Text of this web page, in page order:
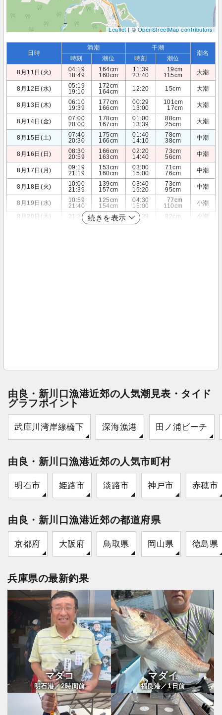
Leaflet| ©OpenStreetMap contributors
日時
満潮 干潮
潮名
時刻 潮位 時刻
潮位
8月11日(火)
04:19
18:49
164cm
160cm
11:39
23:40
19cm
115cm
大潮
8月12日(水)
05:19
19:10
172cm
164cm
12:20 15cm 大潮
8月13日(木)
06:10
19:39
177cm
166cm
00:29
13:00
101cm
17cm
大潮
8月14日(金)
07:00
20:00
178cm
167cm
01:00
13:39
88cm
25cm
大潮
8月15日(土)
07:40
20:30
175cm
166cm
01:40
14:10
78cm
38cm
中潮
8月16日(日)
08:30
20:59
166cm
163cm
02:20
14:40
73cm
56cm
中潮
8月17日(月)
09:19
21:19
153cm
160cm
03:00
15:00
71cm
76cm
中潮
8月18日(火)
10:00
21:39
139cm
157cm
03:40
15:20
73cm
95cm
中潮
8月19日(水)
10:59
21:40
125cm
154cm
04:30
15:00
77cm
110cm
小潮
8月20日(木)
21:39 153cm 05:39 82cm 小潮
続きを表示
由良・新川口漁港近郊の人気潮見表・タイド
グラフポイント
武庫川湾岸線橋下 深海漁港 田ノ浦ビーチ
由良・新川口漁港近郊の人気市町村
明石市 姫路市 淡路市 神戸市 赤穂市
由良・新川口漁港近郊の都道府県
京都府 大阪府 鳥取県 岡山県 徳島県
兵庫県の最新釣果
マダコ
明石港／2時間前
マダイ
福良港／1日前